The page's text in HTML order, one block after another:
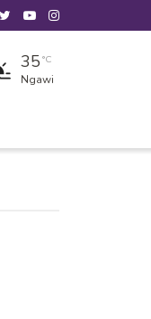
35 °C
Ngawi